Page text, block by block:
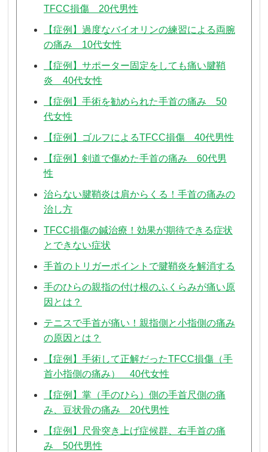
TFCC損傷 20代男性
【症例】過度なバイオリンの練習による両腕
の痛み 10代女性
【症例】サポーター固定をしても痛い腱鞘
炎 40代女性
【症例】手術を勧められた手首の痛み 50
代女性
【症例】ゴルフによるTFCC損傷 40代男性
【症例】剣道で傷めた手首の痛み 60代男
性
治らない腱鞘炎は肩からくる！手首の痛みの
治し方
TFCC損傷の鍼治療！効果が期待できる症状
とできない症状
手首のトリガーポイントで腱鞘炎を解消する
手のひらの親指の付け根のふくらみが痛い原
因とは？
テニスで手首が痛い！親指側と小指側の痛み
の原因とは？
【症例】手術して正解だったTFCC損傷（手
首小指側の痛み） 40代女性
【症例】掌（手のひら）側の手首尺側の痛
み、豆状骨の痛み 20代男性
【症例】尺骨突き上げ症候群、右手首の痛
み 50代男性